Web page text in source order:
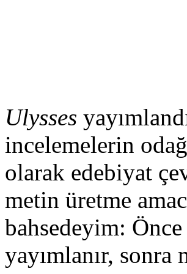
Ulysses
incelemelerin
olarak edebiyat
metin üretme
bahsedeyim:
yayımlanır, sonra